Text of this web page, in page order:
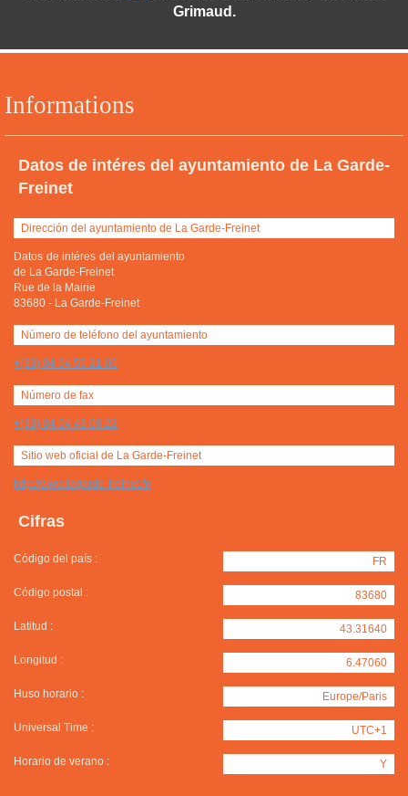
Informations
Datos de intéres del ayuntamiento de La Garde-
Freinet
Dirección del ayuntamiento de La Garde-Freinet
Datos de intéres del ayuntamiento
de La Garde-Freinet
Rue de la Mairie
83680 - La Garde-Freinet
Número de teléfono del ayuntamiento
+(33) 04 94 55 21 00
Número de fax
+(33) 04 94 43 08 22
Sitio web oficial de La Garde-Freinet
http://www.lagarde-freinet.fr/
Cifras
Código del país : FR
Código postal : 83680
Latitud : 43.31640
Longitud : 6.47060
Huso horario : Europe/Paris
Universal Time : UTC+1
Horario de verano : Y
Grimaud.